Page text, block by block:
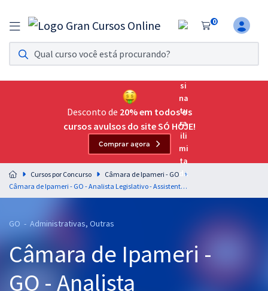
0
Assinatura Ilimitada 11
Acesso a todos os cursos. Teste grátis por 7 dias!
Assinatura OAB Até Passar
Acesso ilimitado a toda preparação para o Exame da
Residências Multiprofissionais
Preparação completa e intensiva para as principais
residências em saúde do Brasil
Cursos 20% OFF
Pós
Desconto de 20% em todos os
cursos avulsos do site SÓ HOJE!
Comprar agora
Cursos por Concurso
Câmara de Ipameri - GO
Câmara de Ipameri - GO - Analista Legislativo - Assistente Parlamentar (Pós-Edital)
GO - Administrativas, Outras
Câmara de Ipameri -
GO - Analista